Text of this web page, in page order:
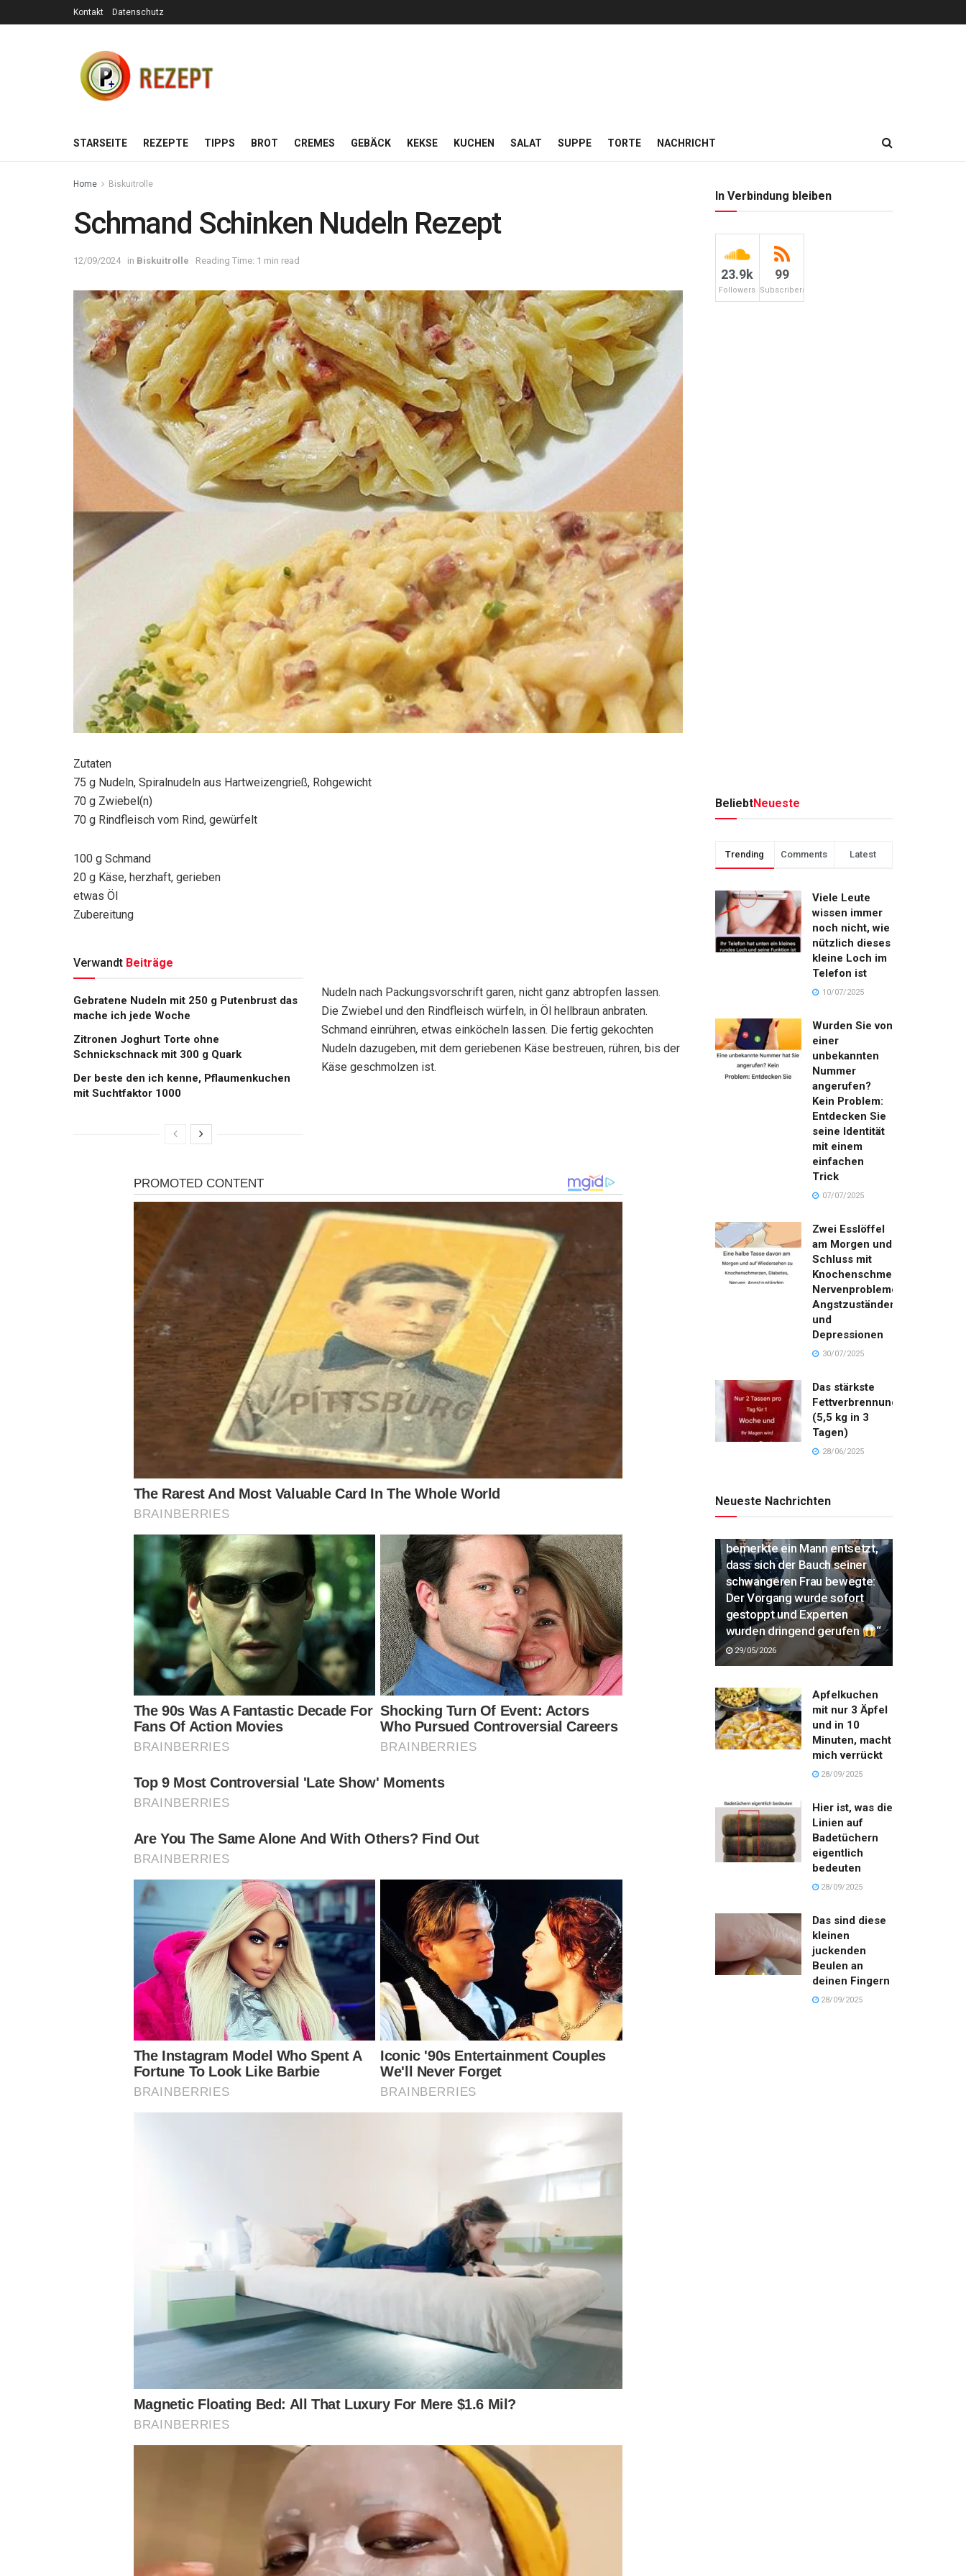
Kontakt Datenschutz
STARSEITE REZEPTE TIPPS BROT CREMES GEBÄCK KEKSE KUCHEN SALAT SUPPE TORTE NACHRICHT
Home Biskuitrolle
Schmand Schinken Nudeln Rezept
12/09/2024 in Biskuitrolle Reading Time: 1 min read
Zutaten
75 g Nudeln, Spiralnudeln aus Hartweizengrieß, Rohgewicht
70 g Zwiebel(n)
70 g Rindfleisch vom Rind, gewürfelt
100 g Schmand
20 g Käse, herzhaft, gerieben
etwas Öl
Zubereitung
Verwandt Beiträge
Gebratene Nudeln mit 250 g Putenbrust das
mache ich jede Woche
Zitronen Joghurt Torte ohne
Schnickschnack mit 300 g Quark
Der beste den ich kenne, Pflaumenkuchen
mit Suchtfaktor 1000
Nudeln nach Packungsvorschrift garen, nicht ganz abtropfen lassen.
Die Zwiebel und den Rindfleisch würfeln, in Öl hellbraun anbraten.
Schmand einrühren, etwas einköcheln lassen. Die fertig gekochten
Nudeln dazugeben, mit dem geriebenen Käse bestreuen, rühren, bis der
Käse geschmolzen ist.
In Verbindung bleiben
23.9k
Followers
99
Subscribers
BeliebtNeueste
Trending Comments Latest
Viele Leute
wissen immer
noch nicht, wie
nützlich dieses
kleine Loch im
Telefon ist
10/07/2025
Wurden Sie von
einer
unbekannten
Nummer
angerufen?
Kein Problem:
Entdecken Sie
seine Identität
mit einem
einfachen
Trick
07/07/2025
Zwei Esslöffel
am Morgen und
Schluss mit
Knochenschmerzen,
Nervenproblemen,
Angstzuständen
und
Depressionen
30/07/2025
Das stärkste
Fettverbrennungsgetränk
(5,5 kg in 3
Tagen)
28/06/2025
Neueste Nachrichten
bemerkte ein Mann entsetzt,
dass sich der Bauch seiner
schwangeren Frau bewegte:
Der Vorgang wurde sofort
gestoppt und Experten
wurden dringend gerufen
“
29/05/2026
Apfelkuchen
mit nur 3 Äpfel
und in 10
Minuten, macht
mich verrückt
28/09/2025
Hier ist, was die
Linien auf
Badetüchern
eigentlich
bedeuten
28/09/2025
Das sind diese
kleinen
juckenden
Beulen an
deinen Fingern
28/09/2025